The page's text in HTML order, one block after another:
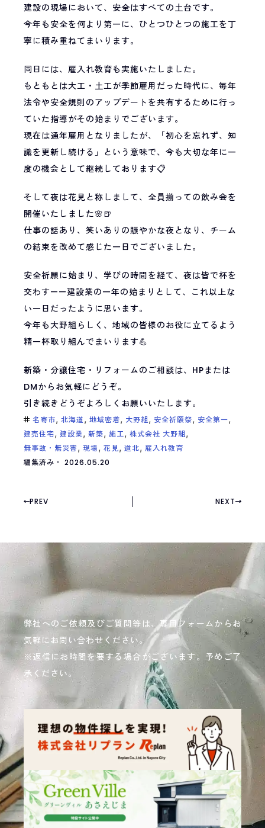
建設の現場において、安全はすべての土台です。
今年も安全を何より第一に、ひとつひとつの施工を丁
寧に積み重ねてまいります。
同日には、雇入れ教育も実施いたしました。
もともとは大工・土工が季節雇用だった時代に、毎年
法令や安全規則のアップデートを共有するために行っ
ていた指導がその始まりでございます。
現在は通年雇用となりましたが、「初心を忘れず、知
識を更新し続ける」という意味で、今も大切な年に一
度の機会として継続しております📋
そして夜は花見と称しまして、全員揃っての飲み会を
開催いたしました🌸🍺
仕事の話あり、笑いありの賑やかな夜となり、チーム
の結束を改めて感じた一日でございました。
安全祈願に始まり、学びの時間を経て、夜は皆で杯を
交わす——建設業の一年の始まりとして、これ以上な
い一日だったように思います。
今年も大野組らしく、地域の皆様のお役に立てるよう
精一杯取り組んでまいります💪
新築・分譲住宅・リフォームのご相談は、HPまたは
DMからお気軽にどうぞ。
引き続きどうぞよろしくお願いいたします。
名寄市, 北海道, 地域密着, 大野組, 安全祈願祭, 安全第一,
建売住宅, 建設業, 新築, 施工, 株式会社 大野組,
無事故・無災害, 現場, 花見, 道北, 雇入れ教育
編集済み・ 2026.05.20
PREV
NEXT
弊社へのご依頼及びご質問等は、専用フォームからお
気軽にお問い合わせください。
※返信にお時間を要する場合がございます。予めご了
承ください。
READ MORE
詳しく見る